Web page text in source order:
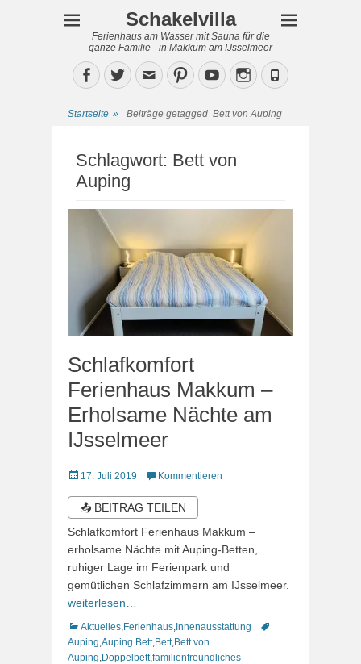
Schakelvilla
Ferienhaus am Wasser mit Sauna für die
ganze Familie - in Makkum am IJsselmeer
Facebook
TwitterEmailPinterestYouTubeInstagram
Phone
Startseite » Beiträge getagged Bett von Auping
Schlagwort: Bett von
Auping
Schlafkomfort
Ferienhaus Makkum –
Erholsame Nächte am
IJsselmeer
Veröffentlicht
17. Juli 2019 Kommentieren
📤 BEITRAG TEILEN
Schlafkomfort Ferienhaus Makkum –
erholsame Nächte mit Auping-Betten,
ruhiger Lage im Ferienpark und
gemütlichen Schlafzimmern am IJsselmeer.
weiterlesen…
Kategorien
Aktuelles Ferienhaus Innenausstattung
Schlagworte
Auping Auping Bett, Bett, Bett von
Auping Doppelbett,familienfreundliches